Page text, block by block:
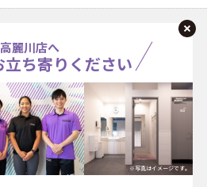
高麗川店へ
ち寄りください
※写真はイメージです。